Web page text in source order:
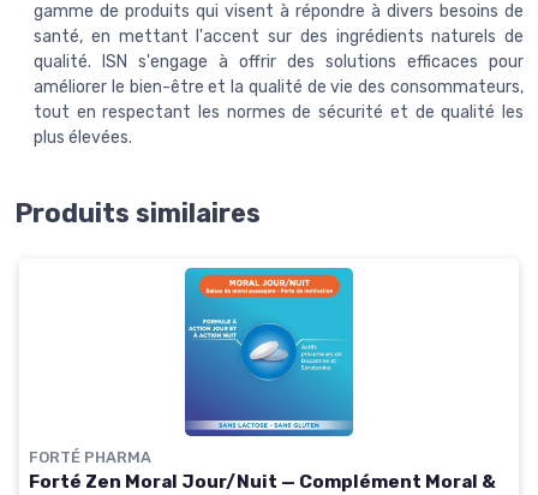
gamme de produits qui visent à répondre à divers besoins de
santé, en mettant l'accent sur des ingrédients naturels de
qualité. ISN s'engage à offrir des solutions efficaces pour
améliorer le bien-être et la qualité de vie des consommateurs,
tout en respectant les normes de sécurité et de qualité les
plus élevées.
Produits similaires
FORTÉ PHARMA
Forté Zen Moral Jour/Nuit — Complément Moral &